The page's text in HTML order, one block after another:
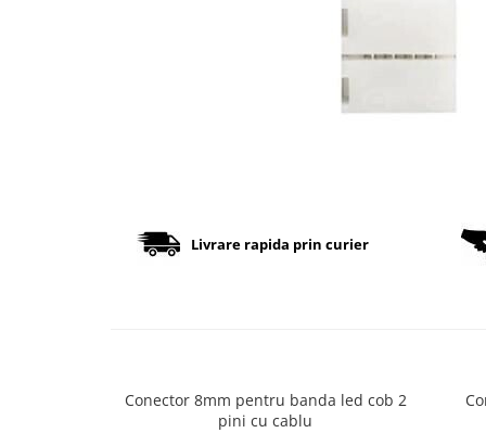
Corp iluminat LED
Lampi de podea
Livrare rapida prin curier
Conector 8mm pentru banda led cob 2
pini cu cablu